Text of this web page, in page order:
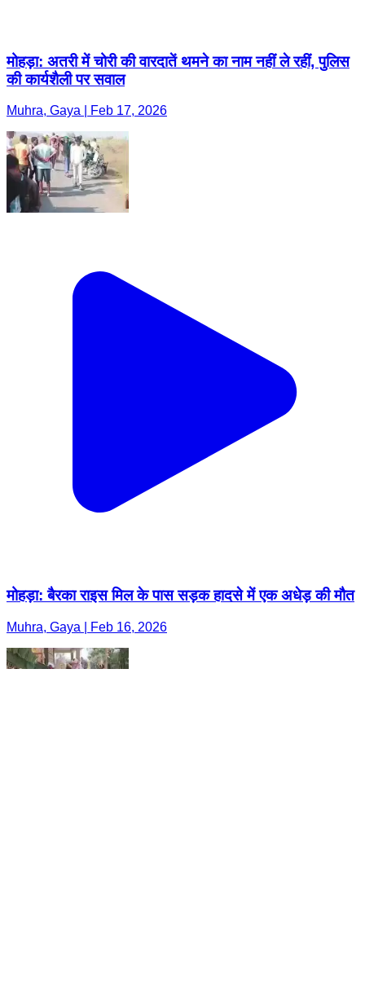
मोहड़ा: अतरी में चोरी की वारदातें थमने का नाम नहीं ले रहीं, पुलिस
की कार्यशैली पर सवाल
Muhra, Gaya | Feb 17, 2026
मोहड़ा: बैरका राइस मिल के पास सड़क हादसे में एक अधेड़ की मौत
Muhra, Gaya | Feb 16, 2026